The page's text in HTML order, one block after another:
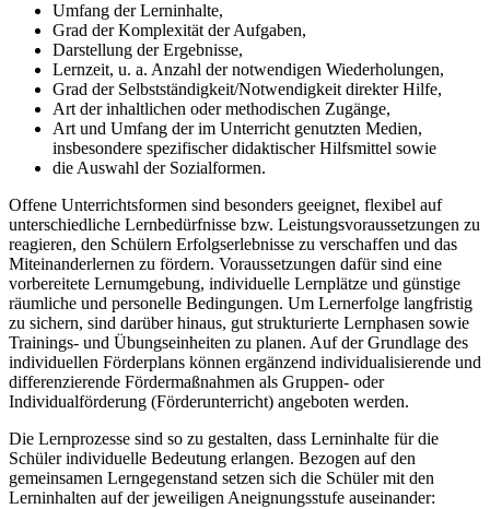
Umfang der Lerninhalte,
Grad der Komplexität der Aufgaben,
Darstellung der Ergebnisse,
Lernzeit, u. a. Anzahl der notwendigen Wiederholungen,
Grad der Selbstständigkeit/Notwendigkeit direkter Hilfe,
Art der inhaltlichen oder methodischen Zugänge,
Art und Umfang der im Unterricht genutzten Medien,
insbesondere spezifischer didaktischer Hilfsmittel sowie
die Auswahl der Sozialformen.
Offene Unterrichtsformen sind besonders geeignet, flexibel auf
unterschiedliche Lernbedürfnisse bzw. Leistungsvoraussetzungen zu
reagieren, den Schülern Erfolgserlebnisse zu verschaffen und das
Miteinanderlernen zu fördern. Voraussetzungen dafür sind eine
vorbereitete Lernumgebung, individuelle Lernplätze und günstige
räumliche und personelle Bedingungen. Um Lernerfolge langfristig
zu sichern, sind darüber hinaus, gut strukturierte Lernphasen sowie
Trainings- und Übungseinheiten zu planen. Auf der Grundlage des
individuellen Förderplans können ergänzend individualisierende und
differenzierende Fördermaßnahmen als Gruppen- oder
Individualförderung (Förderunterricht) angeboten werden.
Die Lernprozesse sind so zu gestalten, dass Lerninhalte für die
Schüler individuelle Bedeutung erlangen. Bezogen auf den
gemeinsamen Lerngegenstand setzen sich die Schüler mit den
Lerninhalten auf der jeweiligen Aneignungsstufe auseinander: